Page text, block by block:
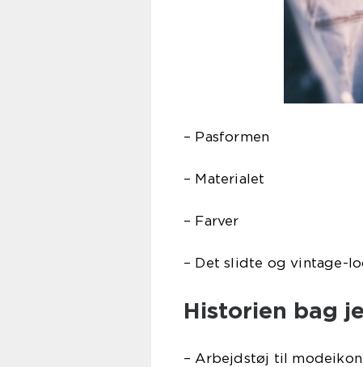
– Pasformen
– Materialet
– Farver
– Det slidte og vintage-
Historien bag
– Arbejdstøj til modeikon